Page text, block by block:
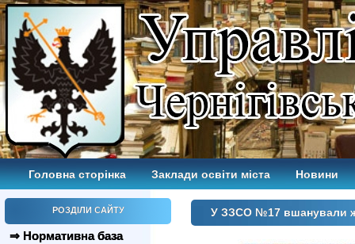
Головна сторінка Заклади освіти міста Новини
РОЗДІЛИ САЙТУ
⇒ Нормативна база
У ЗЗСО №17 вшанували